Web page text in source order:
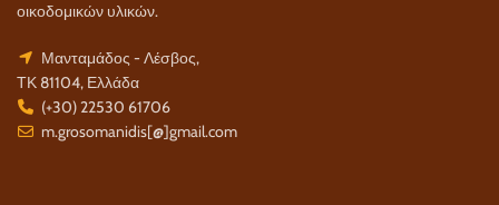
οικοδομικών υλικών.
Μανταμάδος - Λέσβος,
ΤΚ 81104, Ελλάδα
(+30) 22530 61706
m.grosomanidis[@]gmail.com